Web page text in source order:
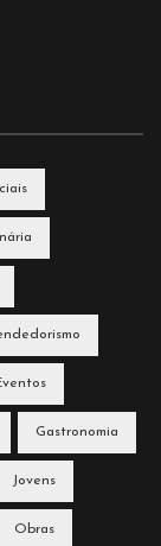
Gastronomia
Jovens
Obras